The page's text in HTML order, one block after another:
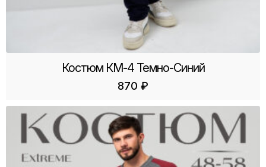
Костюм КМ-4 Темно-Синий
870 ₽